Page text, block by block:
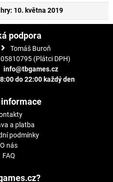
10. května 2019
podpora
Tomáš Buroň
05810795 (Plátci DPH)
info@tbgames.cz
do 22:00 každý den
a platba
podmínky
O nás
FAQ